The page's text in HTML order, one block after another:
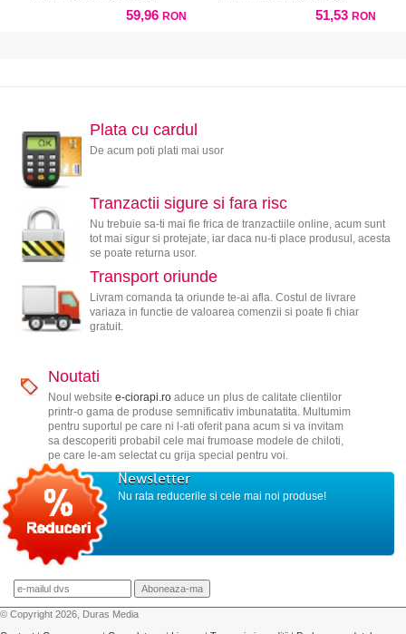
59,96 RON 51,53 RON
Plata cu cardul
De acum poti plati mai usor
Tranzactii sigure si fara risc
Nu trebuie sa-ti mai fie frica de tranzactiile online, acum sunt
tot mai sigur si protejate, iar daca nu-ti place produsul, acesta
se poate returna usor.
Transport oriunde
Livram comanda ta oriunde te-ai afla. Costul de livrare
variaza in functie de valoarea comenzii si poate fi chiar
gratuit.
Noutati
Noul website e-ciorapi.roaduce un plus de calitate clientilor
printr-o gama de produse semnificativ imbunatatita. Multumim
pentru suportul pe care ni l-ati oferit pana acum si va invitam
sa descoperiti probabil cele mai frumoase modele de chiloti,
pe care le-am selectat cu grija special pentru voi.
Newsletter
Nu rata reducerile si cele mai noi produse!
© Copyright 2026, Duras Media